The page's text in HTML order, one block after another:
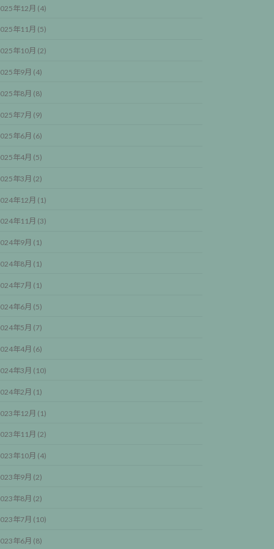
年12月 (4)
年11月 (5)
年10月 (2)
年9月 (4)
年8月 (8)
年7月 (9)
年6月 (6)
年4月 (5)
年3月 (2)
年12月 (1)
年11月 (3)
年9月 (1)
年8月 (1)
年7月 (1)
年6月 (5)
年5月 (7)
年4月 (6)
年3月 (10)
年2月 (1)
年12月 (1)
年11月 (2)
年10月 (4)
年9月 (2)
年8月 (2)
年7月 (10)
年6月 (8)